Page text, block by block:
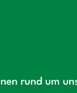
rund um